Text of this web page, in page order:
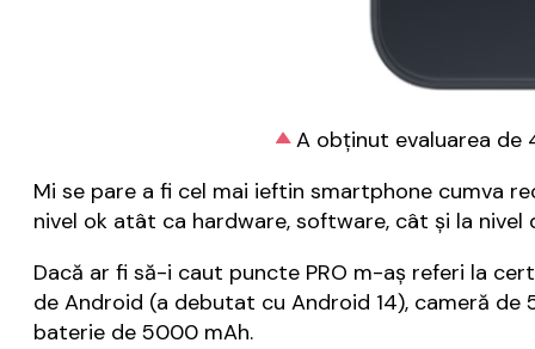
A obținut evaluarea de
Mi se pare a fi cel mai ieftin smartphone cumva
nivel ok atât ca hardware, software, cât și la nivel
Dacă ar fi să-i caut puncte PRO m-aș referi la
de Android (a debutat cu Android 14), cameră de
baterie de 5000 mAh.